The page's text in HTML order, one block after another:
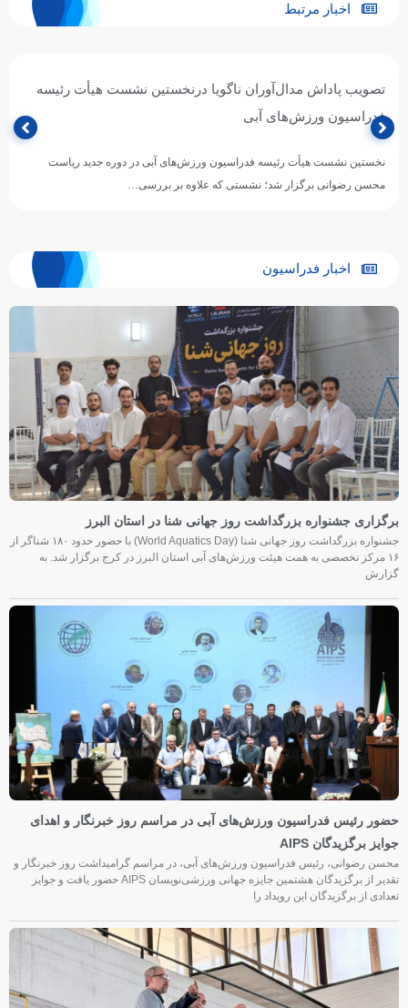
اخبار مرتبط
تصویب پاداش مدال‌آوران ناگویا درنخستین نشست هیأت رئیسه
فدراسیون ورزش‌های آبی
نخستین نشست هیأت رئیسه فدراسیون ورزش‌های آبی در دوره جدید ریاست
محسن رضوانی برگزار شد؛ نشستی که علاوه بر بررسی…
اخبار فدراسیون
برگزاری جشنواره بزرگداشت روز جهانی شنا در استان البرز
جشنواره بزرگداشت روز جهانی شنا (World Aquatics Day) با حضور حدود ۱۸۰ شناگر از
۱۶ مرکز تخصصی به همت هیئت ورزش‌های آبی استان البرز در کرج برگزار شد. به
گزارش
حضور رئیس فدراسیون ورزش‌های آبی در مراسم روز خبرنگار و اهدای
جوایز برگزیدگان AIPS
محسن رضوانی، رئیس فدراسیون ورزش‌های آبی، در مراسم گرامیداشت روز خبرنگار و
تقدیر از برگزیدگان هشتمین جایزه جهانی ورزشی‌نویسان AIPS حضور یافت و جوایز
تعدادی از برگزیدگان این رویداد را